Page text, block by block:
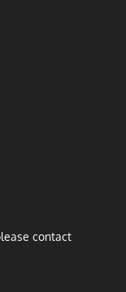
contact